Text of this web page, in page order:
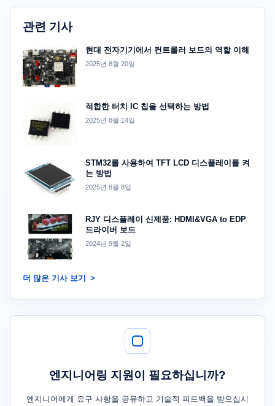
관련 기사
현대 전자기기에서 컨트롤러 보드의 역할 이해
2025년 8월 20일
적합한 터치 IC 칩을 선택하는 방법
2025년 8월 14일
STM32를 사용하여 TFT LCD 디스플레이를 켜
는 방법
2025년 8월 8일
RJY 디스플레이 신제품: HDMI&VGA to EDP
드라이버 보드
2024년 9월 2일
더 많은 기사 보기
엔지니어링 지원이 필요하십니까?
엔지니어에게 요구 사항을 공유하고 기술적 피드백을 받으십시